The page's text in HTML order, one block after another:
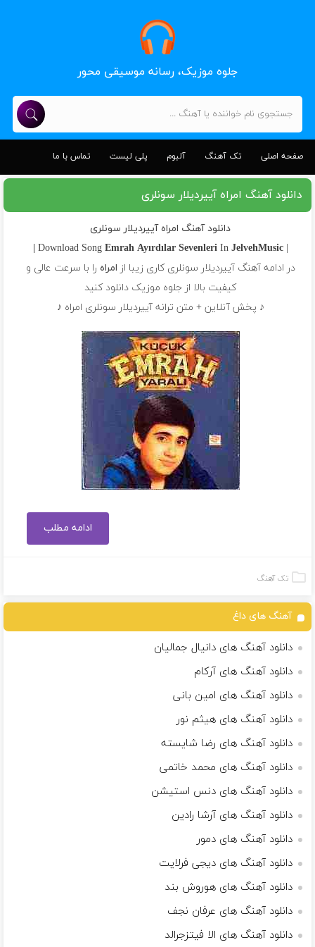
جلوه موزیک، رسانه موسیقی محور
صفحه اصلی تک آهنگ آلبوم پلی لیست تماس با ما
دانلود آهنگ امراه آییردیلار سونلری
دانلود آهنگ امراه آییردیلار سونلری
| Download Song
Emrah Ayırdılar SevenleriIn JelvehMusic |
در ادامه آهنگ آییردیلار سونلری کاری زیبا از امراه را با سرعت عالی و
کیفیت بالا از جلوه موزیک دانلود کنید
♪ پخش آنلاین + متن ترانه آییردیلار سونلری امراه ♪
ادامه مطلب
تک آهنگ
آهنگ های داغ
دانلود آهنگ های دانیال جمالیان
دانلود آهنگ های آرکام
دانلود آهنگ های امین بانی
دانلود آهنگ های هیثم نور
دانلود آهنگ های رضا شایسته
دانلود آهنگ های محمد خاتمی
دانلود آهنگ های دنس استیشن
دانلود آهنگ های آرشا رادین
دانلود آهنگ های دمور
دانلود آهنگ های دیجی فرلایت
دانلود آهنگ های هوروش بند
دانلود آهنگ های عرفان نجف
دانلود آهنگ های الا فیتزجرالد